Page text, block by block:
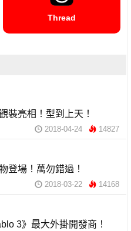
Thread
裝亮相！型到上天！
2018-04-24 14827
登場！萬勿錯過！
2018-03-22 14168
3》最大外掛開發商！